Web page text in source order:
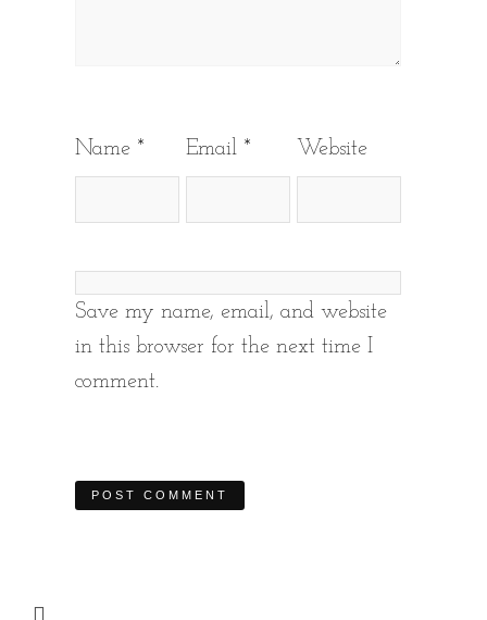
Name * Email * Website
Save my name, email, and website
in this browser for the next time I
comment.